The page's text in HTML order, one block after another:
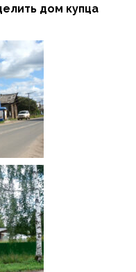
дом купца